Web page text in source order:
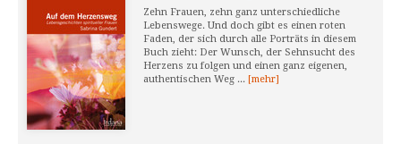
Zehn Frauen, zehn ganz unterschiedliche
Lebenswege. Und doch gibt es einen roten
Faden, der sich durch alle Porträts in diesem
Buch zieht: Der Wunsch, der Sehnsucht des
Herzens zu folgen und einen ganz eigenen,
authentischen Weg ... [mehr]